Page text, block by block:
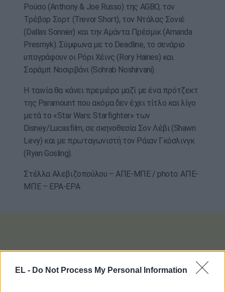
EL - Do Not Process My Personal Information
Ρούσο (Anthony & Joe Russo) της AGBO, τον
Τρέβορ Σορτ (Trevor Short), τον Ντάλας Σονιέ
(Dallas Sonnier) και την Αμάντα Πρέσμικ (Amanda
Presmyk). Σύμφωνα με το Deadline, το σενάριο
υπογράφουν οι Ρόρι Χέινς (Rory Haines) και
Σοράμπ Νοσιρβάνι (Sohrab Noshirvani).
Η ταινία θα κάνει πρεμιέρα μαζί με ένα πρότζεκτ
της Paramount που ακόμα δεν έχει τίτλο και λίγο
μετά το «Star Wars: Starfighter» των
Disney/Lucasfilm, σε σκηνοθεσία Σον Λέβι (Shawn
Levy) και με πρωταγωνιστή τον Ράιαν Γκόσλινγκ
(Ryan Gosling).
Στέλλα Αλεβιζοπούλου – ΑΠΕ-ΜΠΕ / photo: ΑΠΕ-
ΜΠΕ – EPA-EPA